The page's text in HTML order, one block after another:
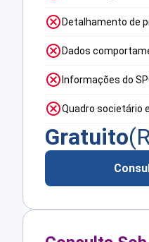
Detalhamento de
Dados
Informações do
Quadro societário
Gratuito